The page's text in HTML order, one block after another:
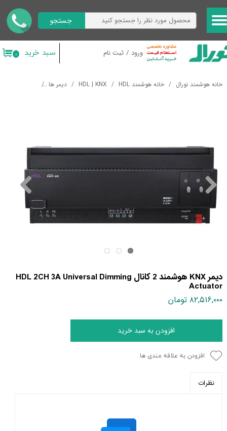
ورود / ثبت نام
حساب کاربری من
تغییر گذر واژه
خروج از حساب کاربری
جستجو
۰ سبد خرید
خانه هوشمند نورال خانه هوشمند HDL HDL | KNX دیمر ها
دیمر KNX هوشمند 2 کانال HDL 2CH 3A Universal Dimming
Actuator
۸۲,۵۱۶,۰۰۰ تومان
افزودن به سبد خرید
افزودن به علاقه مندی ها
نظرات